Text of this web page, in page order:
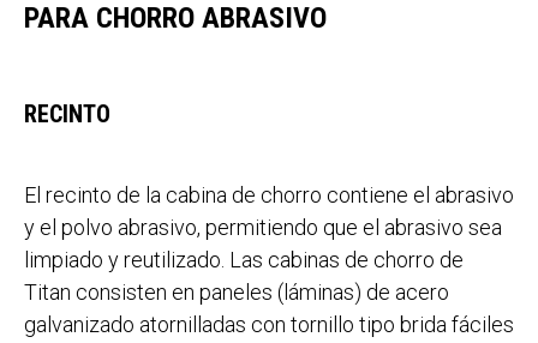
PARA CHORRO ABRASIVO
RECINTO
El recinto de la cabina de chorro contiene el abrasivo
y el polvo abrasivo, permitiendo que el abrasivo sea
limpiado y reutilizado. Las cabinas de chorro de
Titan consisten en paneles (láminas) de acero
galvanizado atornilladas con tornillo tipo brida fáciles